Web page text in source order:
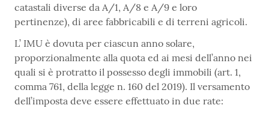
catastali diverse da A/1, A/8 e A/9 e loro
pertinenze), di aree fabbricabili e di terreni agricoli.
L’ IMU è dovuta per ciascun anno solare,
proporzionalmente alla quota ed ai mesi dell’anno nei
quali si è protratto il possesso degli immobili (art. 1,
comma 761, della legge n. 160 del 2019). Il versamento
dell’imposta deve essere effettuato in due rate: